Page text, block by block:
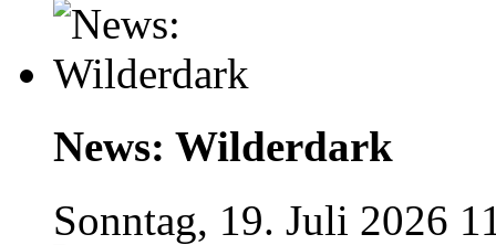
News: Wilderdark
Sonntag, 19. Juli 2026